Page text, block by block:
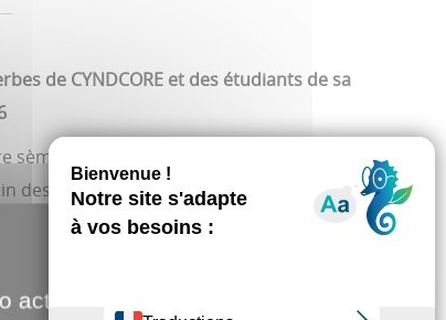
de CYNDCORE et des étudiants de sa
sème ses œuvres en grand format au cœur du
des plantes d'Amiens !
et designer interdisciplinaire originaire
d'Amiens et à la Bauhaus Universität de
activate